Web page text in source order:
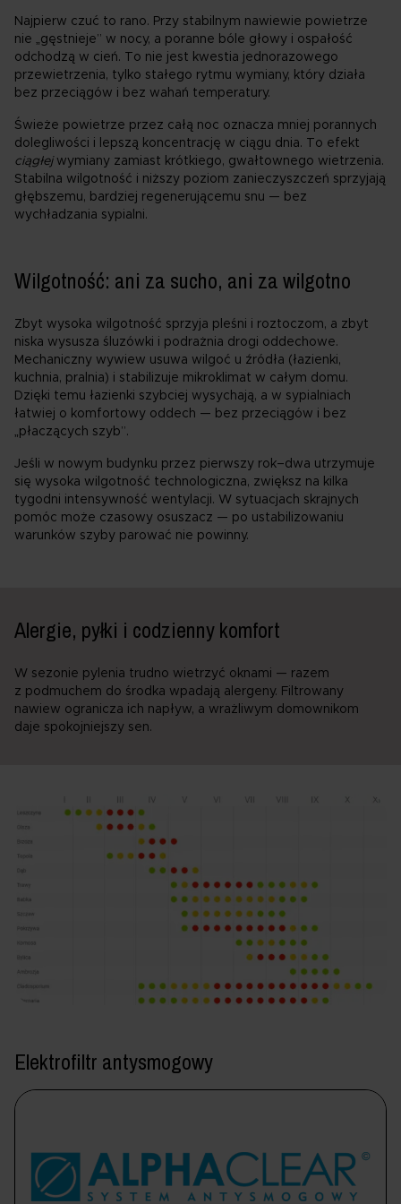
Najpierw czuć to rano. Przy stabilnym nawiewie powietrze
nie „gęstnieje” w nocy, a poranne bóle głowy i ospałość
odchodzą w cień. To nie jest kwestia jednorazowego
przewietrzenia, tylko stałego rytmu wymiany, który działa
bez przeciągów i bez wahań temperatury.
Świeże powietrze przez całą noc oznacza mniej porannych
dolegliwości i lepszą koncentrację w ciągu dnia. To efekt
ciągłejwymiany zamiast krótkiego, gwałtownego wietrzenia.
Stabilna wilgotność i niższy poziom zanieczyszczeń sprzyjają
głębszemu, bardziej regenerującemu snu — bez
wychładzania sypialni.
Wilgotność: ani za sucho, ani za wilgotno
Zbyt wysoka wilgotność sprzyja pleśni i roztoczom, a zbyt
niska wysusza śluzówki i podrażnia drogi oddechowe.
Mechaniczny wywiew usuwa wilgoć u źródła (łazienki,
kuchnia, pralnia) i stabilizuje mikroklimat w całym domu.
Dzięki temu łazienki szybciej wysychają, a w sypialniach
łatwiej o komfortowy oddech — bez przeciągów i bez
„płaczących szyb”.
Jeśli w nowym budynku przez pierwszy rok–dwa utrzymuje
się wysoka wilgotność technologiczna, zwiększ na kilka
tygodni intensywność wentylacji. W sytuacjach skrajnych
pomóc może czasowy osuszacz — po ustabilizowaniu
warunków szyby parować nie powinny.
Alergie, pyłki i codzienny komfort
W sezonie pylenia trudno wietrzyć oknami — razem
z podmuchem do środka wpadają alergeny. Filtrowany
nawiew ogranicza ich napływ, a wrażliwym domownikom
daje spokojniejszy sen.
Elektrofiltr antysmogowy